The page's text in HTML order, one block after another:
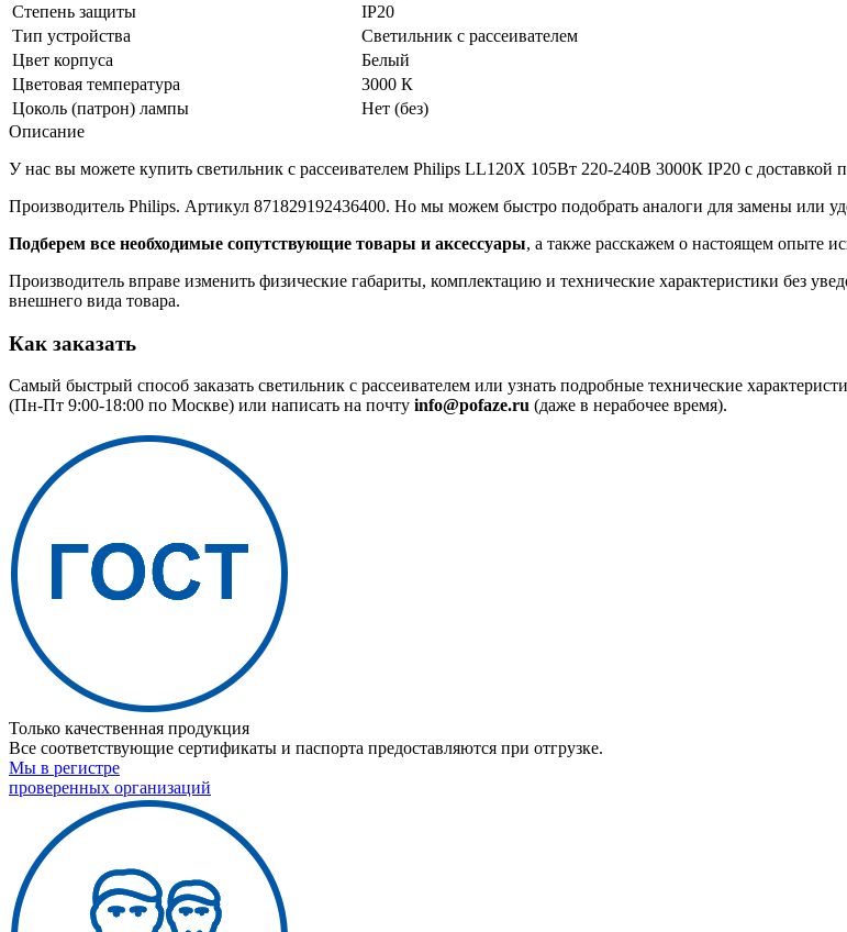
Степень защиты
IP20
Тип устройства
Светильник с рассеивателем
Цвет корпуса
Белый
Цветовая температура
3000 К
Цоколь (патрон) лампы
Нет (без)
Описание
У нас вы можете купить светильник с рассеивателем Philips LL120X 105Вт 220-240В 3000К IP20 с
Производитель Philips. Артикул 871829192436400. Но мы можем быстро подобрать аналоги для замены или
Подберем все необходимые сопутствующие товары и аксессуары, а также расскажем о настоящем опыте
Производитель вправе изменить физические габариты, комплектацию и технические характеристики без
внешнего вида товара.
Как заказать
Самый быстрый способ заказать светильник с рассеивателем или узнать подробные технические
(Пн-Пт 9:00-18:00 по Москве) или написать на почту info@pofaze.ru (даже в нерабочее время).
Только качественная продукция
Все соответствующие сертификаты и паспорта предоставляются при отгрузке.
Мы в регистре
проверенных организаций